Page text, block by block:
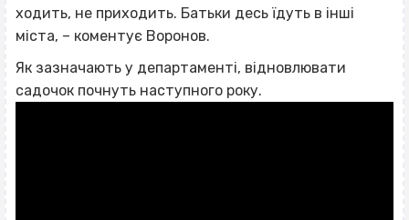
ходить, не приходить. Батьки десь їдуть в інші
міста, – коментує Воронов.
Як зазначають у департаменті, відновлювати
садочок почнуть наступного року.